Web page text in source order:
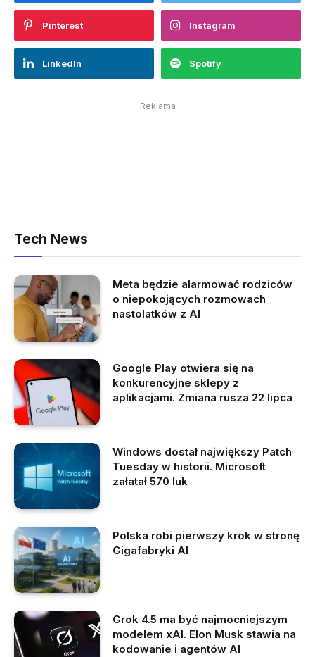
Pinterest Instagram
LinkedIn Spotify
Reklama
Tech News
Meta będzie alarmować rodziców
o niepokojących rozmowach
nastolatków z AI
Google Play otwiera się na
konkurencyjne sklepy z
aplikacjami. Zmiana rusza 22 lipca
Windows dostał największy Patch
Tuesday w historii. Microsoft
załatał 570 luk
Polska robi pierwszy krok w stronę
Gigafabryki AI
Grok 4.5 ma być najmocniejszym
modelem xAI. Elon Musk stawia na
kodowanie i agentów AI